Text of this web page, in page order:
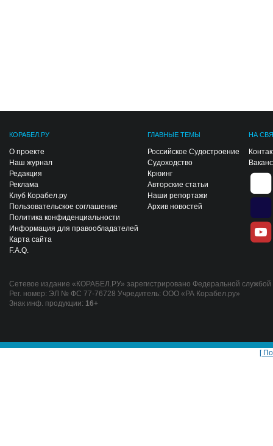
КОРАБЕЛ.РУ
О проекте
Наш журнал
Редакция
Реклама
Клуб Корабел.ру
Пользовательское соглашение
Политика конфиденциальности
Информация для правообладателей
Карта сайта
F.A.Q.
ГЛАВНЫЕ ТЕМЫ
Российское Судостроение
Судоходство
Крюинг
Авторские статьи
Наши репортажи
Архив новостей
НА
Сетевое издание «КОРАБЕЛ.РУ» зарегистрировано Федеральной
Рег. номер: ЭЛ № ФС 77-76728 Учредитель: ООО «РА Корабел.ру»
Знак инф. продукции: 16+
[